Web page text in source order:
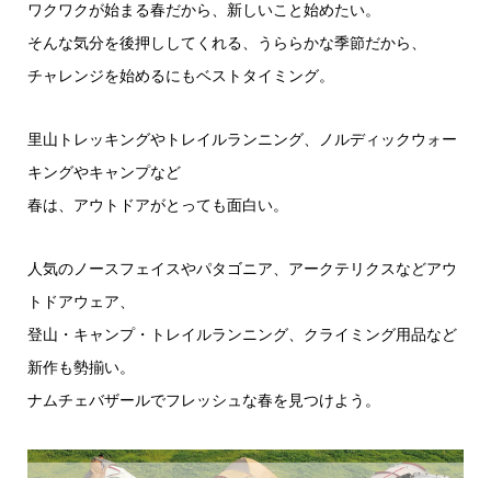
ワクワクが始まる春だから、新しいこと始めたい。
そんな気分を後押ししてくれる、うららかな季節だから、
チャレンジを始めるにもベストタイミング。
里山トレッキングやトレイルランニング、ノルディックウォー
キングやキャンプなど
春は、アウトドアがとっても面白い。
人気のノースフェイスやパタゴニア、アークテリクスなどアウ
トドアウェア、
登山・キャンプ・トレイルランニング、クライミング用品など
新作も勢揃い。
ナムチェバザールでフレッシュな春を見つけよう。